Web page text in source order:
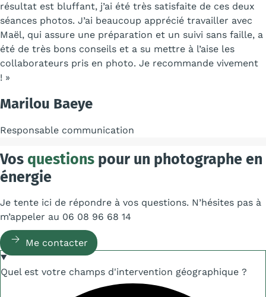
résultat est bluffant, j’ai été très satisfaite de ces deux
séances photos. J’ai beaucoup apprécié travailler avec
Maël, qui assure une préparation et un suivi sans faille, a
été de très bons conseils et a su mettre à l’aise les
collaborateurs pris en photo. Je recommande vivement
! »
Marilou Baeye
Responsable communication
Vos questions pour un photographe en
énergie
Je tente ici de répondre à vos questions. N’hésites pas à
m’appeler au 06 08 96 68 14
Me contacter
Quel est votre champs d'intervention géographique ?